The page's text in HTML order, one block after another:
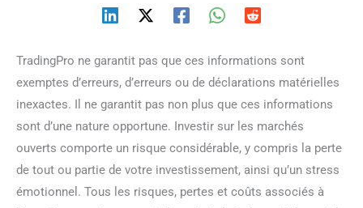
TradingPro ne garantit pas que ces informations sont
exemptes d’erreurs, d’erreurs ou de déclarations matérielles
inexactes. Il ne garantit pas non plus que ces informations
sont d’une nature opportune. Investir sur les marchés
ouverts comporte un risque considérable, y compris la perte
de tout ou partie de votre investissement, ainsi qu’un stress
émotionnel. Tous les risques, pertes et coûts associés à